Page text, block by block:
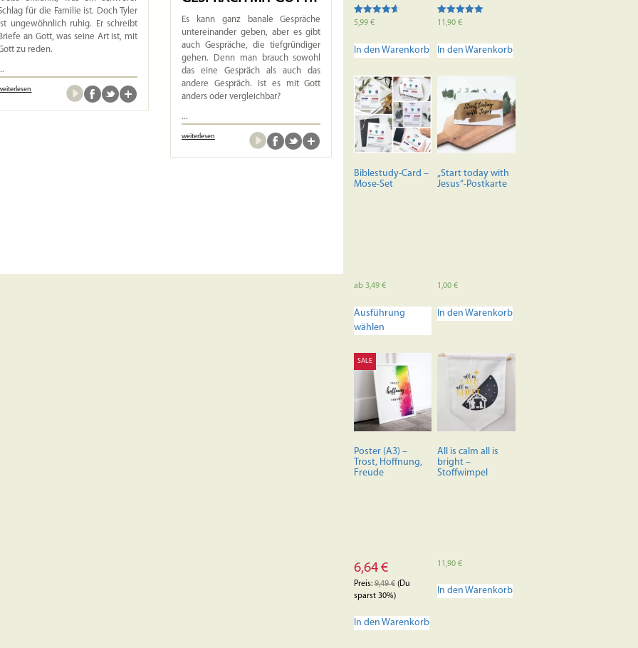
für die Familie ist. Doch Tyler
ungewöhnlich ruhig. Er schreibt
an Gott, was seine Art ist, mit
zu reden.
Es kann ganz banale Gespräche
untereinander geben, aber es gibt
auch Gespräche, die tiefgründiger
gehen. Denn man brauch sowohl
das eine Gespräch als auch das
andere Gespräch. Ist es mit Gott
anders oder vergleichbar?
...
weiterlesen
Bewertet
von 5
5,99 €
In den Warenkorb
Bewertet mit
11,90€
In den Warenkorb
Biblestudy-Card –
Mose-Set
ab 3,49 €
Ausführung
wählen
Produkt
Varianten
Optionen
können
auf
der
Produktseite
gewählt
„Start today with
Jesus“-Postkarte
1,00€
In den Warenkorb
SALE
Poster (A3) –
Trost, Hoffnung,
Freude
6,64 €
Preis:9,49€(Du
sparst 30%)
In den Warenkorb
All is calm all is
bright –
Stoffwimpel
11,90€
In den Warenkorb